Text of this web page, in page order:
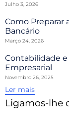
Julho 3, 2026
Como Preparar
Bancário
Março 24, 2026
Contabilidade e
Empresarial
Novembro 26, 2025
Ler mais
Ligamos-lhe